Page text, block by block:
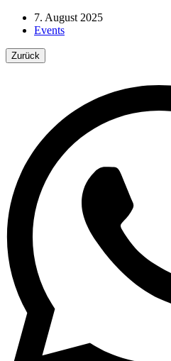
7. August 2025
Events